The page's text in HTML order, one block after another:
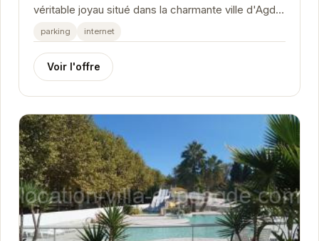
véritable joyau situé dans la charmante ville d'Agde.
Offrant un cadre idéal pour des vacances...
parking internet
Voir l'offre